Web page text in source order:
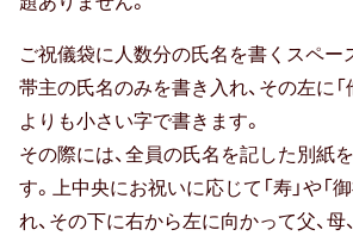
ギフトマナー
相場・予算
ご祝儀袋に人数分の氏名を書くスペー
帯主の氏名のみを書き入れ、その左に「
よりも小さい字で書きます。
その際には、全員の氏名を記した別紙
す。上中央にお祝いに応じて「寿」や「
れ、その下に右から左に向かって父、母